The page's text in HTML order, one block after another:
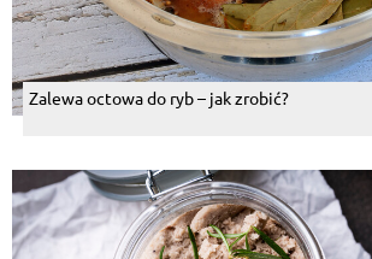
Zalewa octowa do ryb – jak zrobić?